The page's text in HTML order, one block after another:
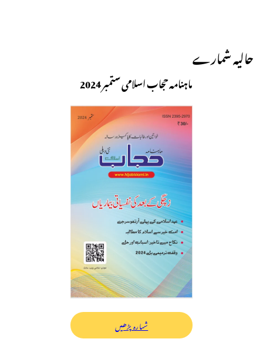
حالیہ شمارے
ماہنامہ حجاب اسلامی ستمبر 2024
شمارہ پڑھیں